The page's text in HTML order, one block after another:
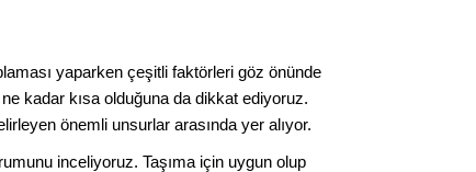
yaparken çeşitli faktörleri göz önünde
kadar kısa olduğuna da dikkat ediyoruz.
önemli unsurlar arasında yer alıyor.
inceliyoruz. Taşıma için uygun olup